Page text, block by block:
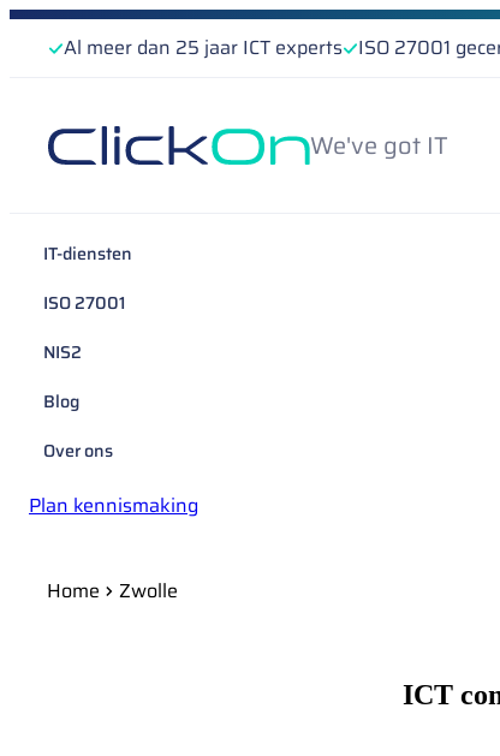
Al meer dan 25 jaar ICT experts ISO 27001
We've got IT
IT-diensten
ISO 27001
NIS2
Blog
Over ons
Plan kennismaking
Home Zwolle
ICT